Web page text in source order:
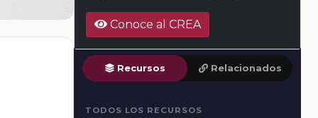
Conoce al CREA
Recursos Relacionados
TODOS LOS RECURSOS